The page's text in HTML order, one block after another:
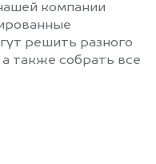
компании
решить разного
также собрать все